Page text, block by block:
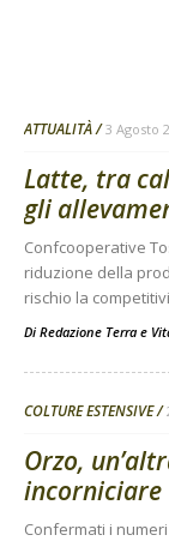
ATTUALITÀ 3 Agosto
Latte, tra
gli
Confcooperative
riduzione della
rischio la
Di Redazione Terra e
COLTURE ESTENSIVE
Orzo,
incorniciare
Confermati i